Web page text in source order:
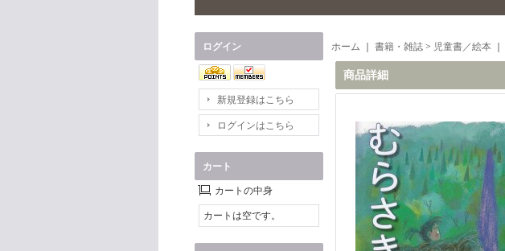
ログイン
新規登録はこちら
ログインはこちら
カート
カートの中身
カートは空です。
ホーム 書籍・雑誌 > 児童書／絵本
商品詳細